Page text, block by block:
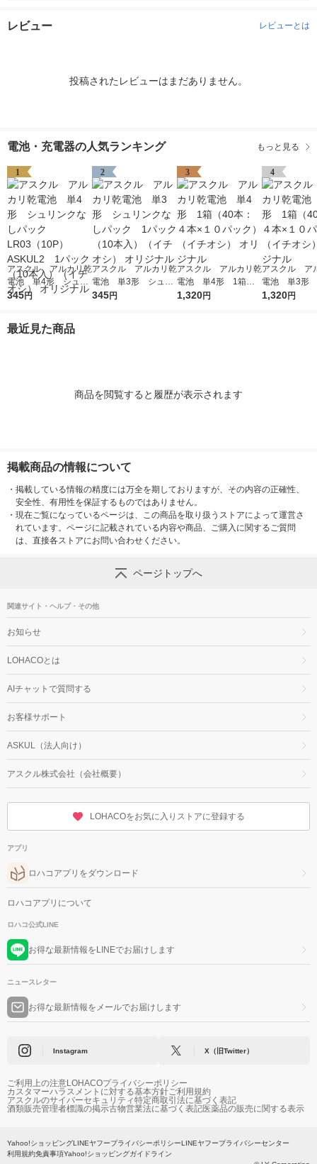
レビュー レビューとは
投稿されたレビューはまだありません。
電池・充電器の人気ランキング もっと見る
1
アスクル アルカリ乾
電池 単4形 シュリ
ンクなしパック LR0
（イチオシ） オリジ
345円
2
アスクル アルカリ乾
電池 単3形 シュリ
ンクなしパック 1パ
345円
3
アスクル アルカリ乾
電池 単4形 1箱（4
0本：４本×１０パッ
1,320円
4
アスクル ア
電池 単3形
0本：４本×１
1,320円
最近見た商品
商品を閲覧すると履歴が表示されます
掲載商品の情報について
・ 掲載している情報の精度には万全を期しておりますが、その内容の正確性、
安全性、有用性を保証するものではありません。
・ 現在ご覧になっているページは、この商品を取り扱うストアによって運営さ
れています。ページに記載されている内容や商品、ご購入に関するご質問
は、直接各ストアにお問い合わせください。
ページトップへ
関連サイト・ヘルプ・その他
お知らせ
LOHACOとは
AIチャットで質問する
お客様サポート
ASKUL（法人向け）
アスクル株式会社（会社概要）
LOHACOをお気に入りストアに登録する
アプリ
ロハコアプリをダウンロード
ロハコアプリについて
ロハコ公式LINE
お得な最新情報をLINEでお届けします
ニュースレター
お得な最新情報をメールでお届けします
Instagram X（旧Twitter）
ご利用上の注意LOHACOプライバシーポリシー
カスタマーハラスメントに対する基本方針ご利用規約
アスクルのサイバーセキュリティ特定商取引法に基づく表記
酒類販売管理者標識の掲示古物営業法に基づく表記医薬品の販売に関する表示
Yahoo!ショッピングLINEヤフープライバシーポリシーLINEヤフープライバシーセンター
利用規約免責事項Yahoo!ショッピングガイドライン